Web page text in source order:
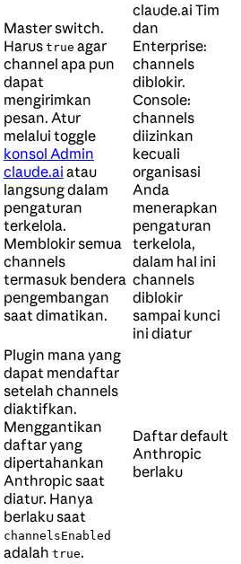
Master switch.
Harus true agar
channel apa pun
dapat
mengirimkan
pesan. Atur
melalui toggle
konsol Admin
claude.ai atau
langsung dalam
pengaturan
terkelola.
Memblokir semua
channels
termasuk bendera
pengembangan
saat dimatikan.
claude.ai Tim
dan
Enterprise:
channels
diblokir.
Console:
channels
diizinkan
kecuali
organisasi
Anda
menerapkan
pengaturan
terkelola,
dalam hal ini
channels
diblokir
sampai kunci
ini diatur
Plugin mana yang
dapat mendaftar
setelah channels
diaktifkan.
Menggantikan
daftar yang
dipertahankan
Anthropic saat
diatur. Hanya
berlaku saat
channelsEnabled
adalah true.
Daftar default
Anthropic
berlaku